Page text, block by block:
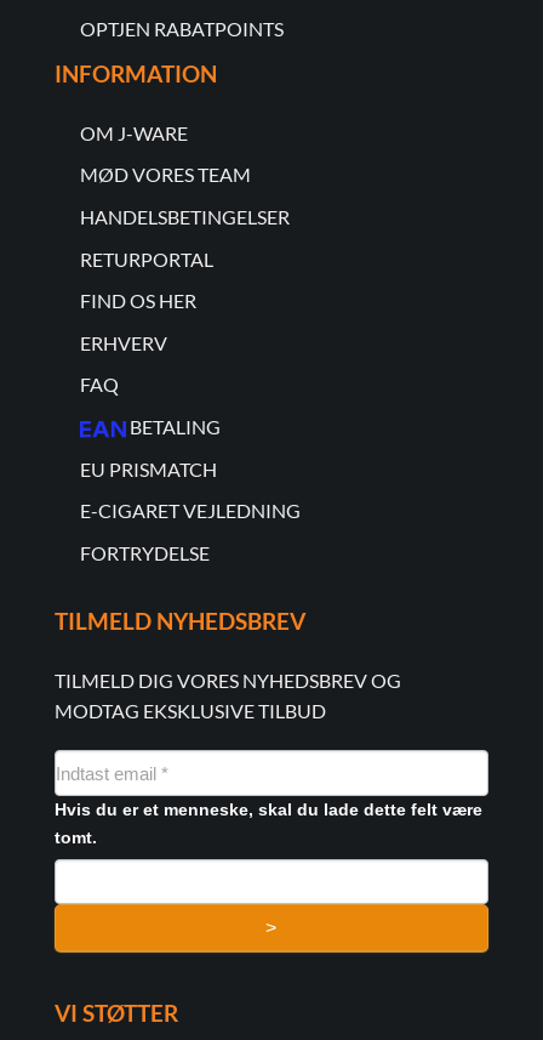
OPTJEN RABATPOINTS
INFORMATION
OM J-WARE
MØD VORES TEAM
HANDELSBETINGELSER
RETURPORTAL
FIND OS HER
ERHVERV
FAQ
BETALING
EU PRISMATCH
E-CIGARET VEJLEDNING
FORTRYDELSE
TILMELD NYHEDSBREV
TILMELD DIG VORES NYHEDSBREV OG
MODTAG EKSKLUSIVE TILBUD
NYHEDSMAIL
FORMULAR
Hvis du er et menneske, skal du lade dette felt være
tomt.
>
VI STØTTER